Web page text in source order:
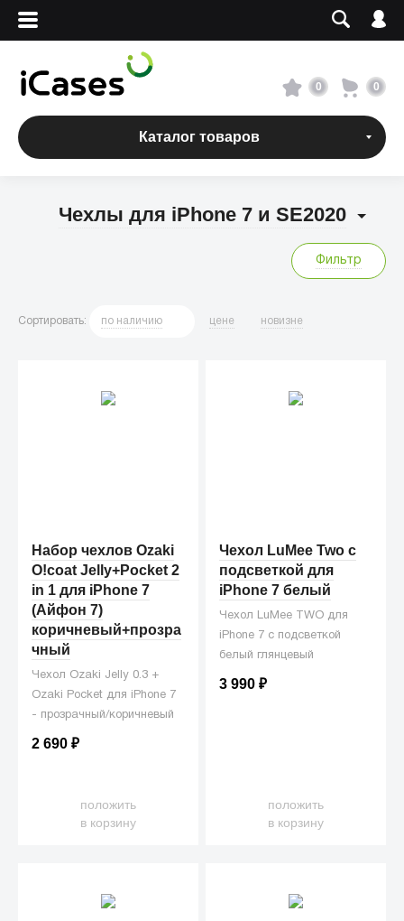
Вход
Сервисный центр
О магазине
Адреса магазинов
0 0
Каталог товаров
Чехлы для iPhone 7 и SE2020
Фильтр
Сортировать: по наличию цене новизне
Набор чехлов Ozaki
O!coat Jelly+Pocket 2
in 1 для iPhone 7
(Айфон 7)
коричневый+прозра
чный
Чехол Ozaki Jelly 0.3 +
Ozaki Pocket для iPhone 7
- прозрачный/коричневый
2 690₽
положить
в корзину
Чехол LuMee Two с
подсветкой для
iPhone 7 белый
Чехол LuMee TWO для
iPhone 7 с подсветкой
белый глянцевый
3 990₽
положить
в корзину